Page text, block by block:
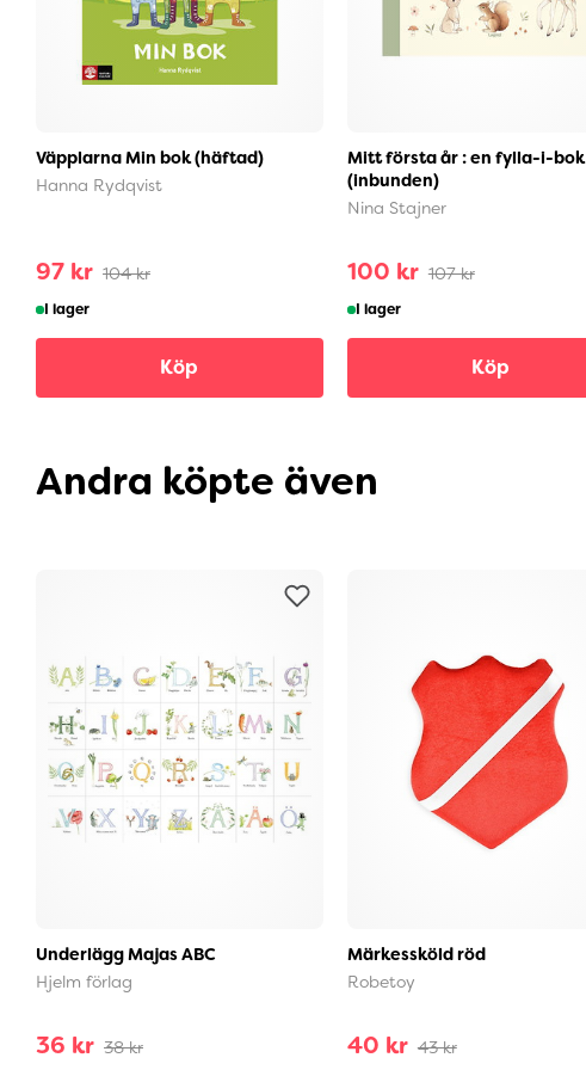
Väpplarna Min bok (häftad)
Hanna Rydqvist
97 kr 104 kr
I lager
Köp
Mitt första år : en fylla-i-bok
(inbunden)
Nina Stajner
100 kr 107 kr
I lager
Köp
Andra köpte även
Underlägg Majas ABC
Hjelm förlag
36 kr 38 kr
Märkessköld röd
Robetoy
40 kr 43 kr